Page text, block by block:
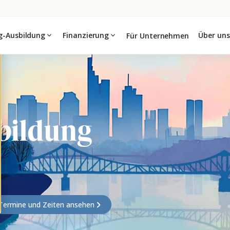
Ausbildung expand_more Finanzierung expand_more Für Unternehmen Über uns
und Zeiten ansehen